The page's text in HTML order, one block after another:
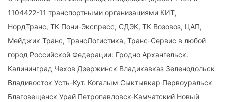
1104422-11 транспортными организациями КИТ,
НордТранс, ТК Пони-Экспресс, СДЭК, ТК Возовоз, ЦАП,
Мейджик Транс, ТрансЛогистика, Транс-Сервис в любой
город Российской Федерации: Гродно Архангельск.
Калининград Чехов Дзержинск Владикавказ Зеленодольск
Владивосток Усть-Кут. Когалым Сыктывкар Первоуральск
Благовещенск Урай Петропавловск-Камчатский Новый